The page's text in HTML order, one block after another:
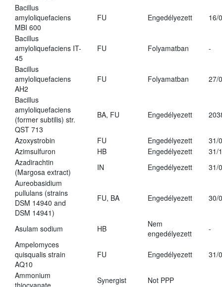
Bacillus
amyloliquefaciens
MBI 600
FU Engedélyezett 16/
Bacillus
amyloliquefaciens IT-
45
FU Folyamatban -
Bacillus
amyloliquefaciens
AH2
FU Folyamatban 27/
Bacillus
amyloliquefaciens
(former subtilis) str.
QST 713
BA, FU Engedélyezett
Azoxystrobin FU Engedélyezett
31/
Azimsulfuron
HB Engedélyezett
31/
Azadirachtin
(Margosa extract)
IN Engedélyezett
31/
Aureobasidium
pullulans (strains
DSM 14940 and
DSM 14941)
FU, BA Engedélyezett 30/
Asulam sodium HB
Nem
engedélyezett
-
Ampelomyces
quisqualis strain
AQ10
FU Engedélyezett 31/
Ammonium
Synergist Not PPP